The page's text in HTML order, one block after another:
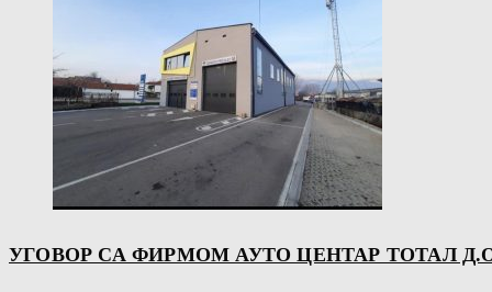
УГОВОР СА ФИРМОМ АУТО ЦЕНТАР ТОТАЛ